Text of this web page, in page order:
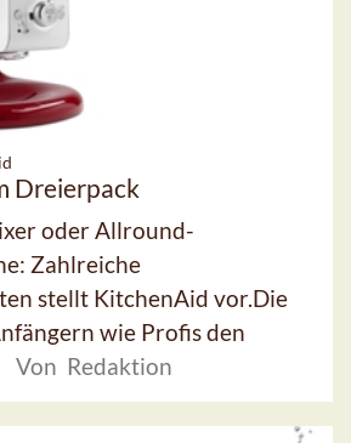
Dreierpack
oder Allround-
Zahlreiche
stellt KitchenAid vor.Die
wie Profis den
Von Redaktion